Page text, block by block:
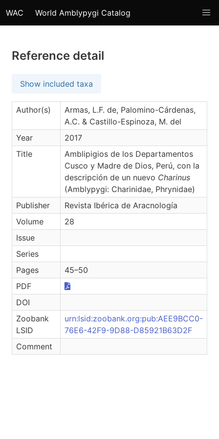
WAC World Amblypygi Catalog
Reference detail
Show included taxa
Author(s)
Armas, L.F. de, Palomino-Cárdenas,
A.C. & Castillo-Espinoza, M. del
Year
2017
Title
Amblipigios de los Departamentos
Cusco y Madre de Dios, Perú, con la
descripción de un nuevo Charinus
(Amblypygi: Charinidae, Phrynidae)
Publisher
Revista Ibérica de Aracnología
Volume
28
Issue
Series
Pages
45–50
PDF
DOI
Zoobank
LSID
urn:lsid:zoobank.org:pub:AEE9BCC0-
76E6-42F9-9D88-D85921B63D2F
Comment